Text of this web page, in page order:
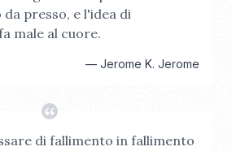
presso, e l'idea di
male al cuore.
— Jerome K. Jerome
di fallimento in fallimento